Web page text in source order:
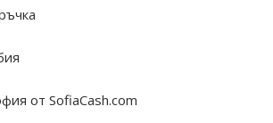
от SofiaCash.com